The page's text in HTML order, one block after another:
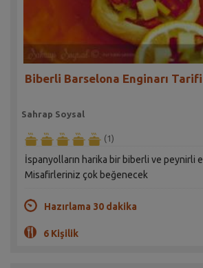
Biberli Barselona Enginarı Tarifi
Sahrap Soysal
(1)
İspanyolların harika bir biberli ve peynirli
Misafirleriniz çok beğenecek
Hazırlama 30 dakika
6 Kişilik